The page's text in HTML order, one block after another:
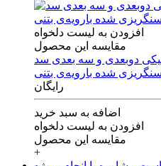
افزودن به لیست دلخواه
مقایسه این محصول
دوبعدی‌ و‌ سه بعدی‌ سد
رایگان
اضافه به سبد خرید
افزودن به لیست دلخواه
مقایسه این محصول
+